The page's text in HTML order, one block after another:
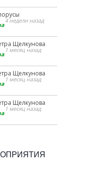
4 недели назад
Щелкунова
1 месяц назад
Щелкунова
1 месяц назад
Щелкунова
1 месяц назад